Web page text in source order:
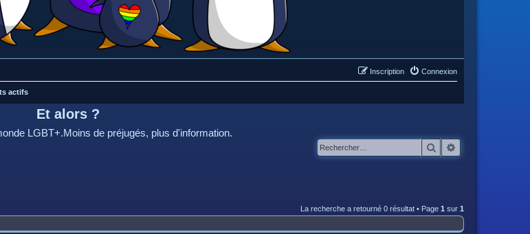
Connexion
Inscription
actifs
Et alors ?
LGBT+.Moins de préjugés, plus d'information.
Rechercher
La recherche a retourné 0 résultat • Page 1 sur 1